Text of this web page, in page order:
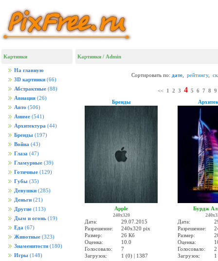
Картинки
На главную
3D картинки (66)
Абстрактные (88)
Авиация (26)
Авто (506)
Аниме (541)
Архитектура (44)
Бренды (197)
Война (43)
Глаза (47)
Гламурные (39)
Готичные (129)
Губы (35)
Девушки (285)
Деньги (21)
Другие (113)
Дым и огонь (19)
Еда (67)
Животные (323)
Знаменитости (180)
Игры (148)
Картинки / Admin
Сортировать по: дате рейтингу,
<< 1 2 3 4 5 6 7 8 9
Бренды
Apple
240x320
Дата:
29.07.2015
Разрешение:
240x320 pix
Размер:
26 Кб
Оценка:
10.0
Голосовало:
7
Загрузок:
1 (0) | 1387
Бурдж
Дата:
Разрешение:
Размер:
Оценка:
Голосовало:
2
Загрузок: